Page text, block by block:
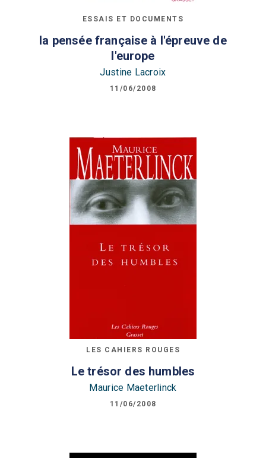
ESSAIS ET DOCUMENTS
la pensée française à l'épreuve de
l'europe
Justine Lacroix
11/06/2008
LES CAHIERS ROUGES
Le trésor des humbles
Maurice Maeterlinck
11/06/2008